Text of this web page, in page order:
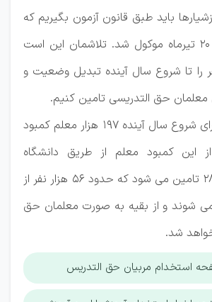
باید طبق قانون آزمون بگیریم که
به دلیل کرونا به ۲۰ تیرماه موکول شد. تلاشمان این است
هزار نفر را تا شروع سال آینده تبدیل وضعیت و
معلمان حق التدریسی تامین کنیم.
وی ادامه داد: ما برای شروع سال آینده ۱۹۷ هزار معلم کمبود
این کمبود معلم از طریق دانشگاه
فرهنگیان و ماده ۲۸ تامین می شود که حدود ۵۶ هزار نفر از
شوند و از بقیه به صورت معلمان حق
شد.
استخدام مربیان حق التدریس